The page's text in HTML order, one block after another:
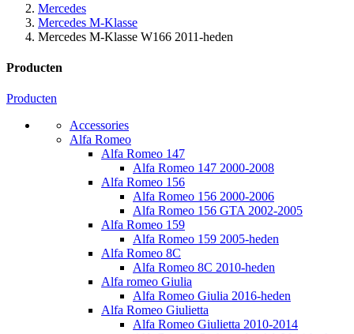
Mercedes
Mercedes M-Klasse
Mercedes M-Klasse W166 2011-heden
Producten
Producten
Accessories
Alfa Romeo
Alfa Romeo 147
Alfa Romeo 147 2000-2008
Alfa Romeo 156
Alfa Romeo 156 2000-2006
Alfa Romeo 156 GTA 2002-2005
Alfa Romeo 159
Alfa Romeo 159 2005-heden
Alfa Romeo 8C
Alfa Romeo 8C 2010-heden
Alfa romeo Giulia
Alfa Romeo Giulia 2016-heden
Alfa Romeo Giulietta
Alfa Romeo Giulietta 2010-2014